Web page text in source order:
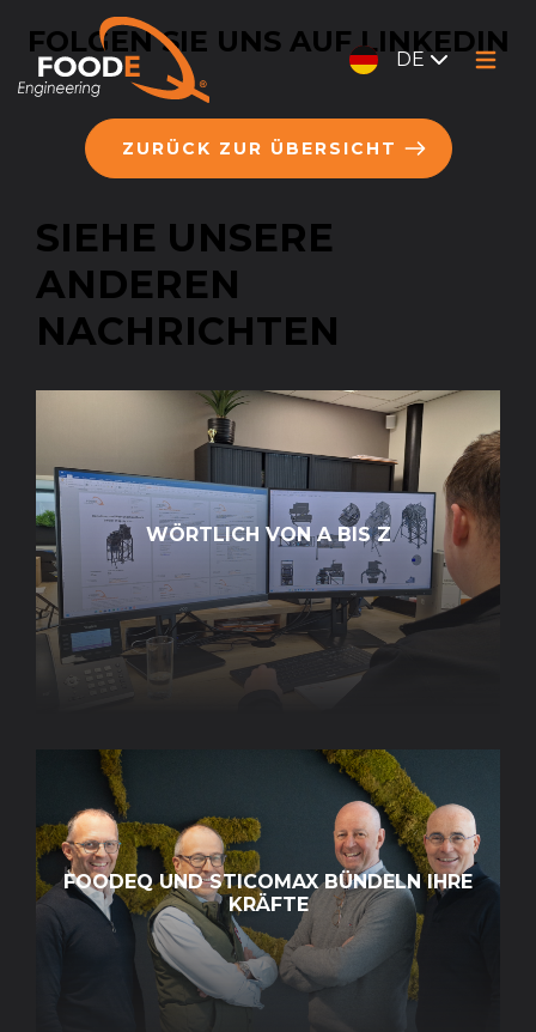
DE
FOLGEN SIE UNS AUF LINKEDIN
ZURÜCK ZUR ÜBERSICHT
SIEHE UNSERE
ANDEREN
NACHRICHTEN
WÖRTLICH VON A BIS Z
FOODEQ UND STICOMAX BÜNDELN IHRE
KRÄFTE